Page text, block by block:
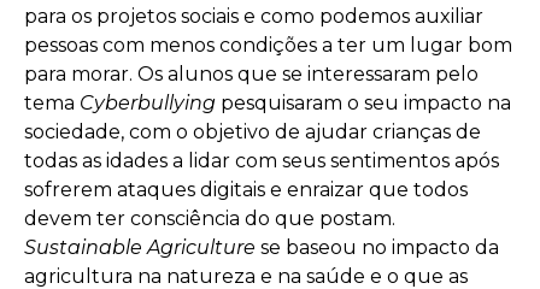
para os projetos sociais e como podemos auxiliar
pessoas com menos condições a ter um lugar bom
para morar. Os alunos que se interessaram pelo
tema Cyberbullying pesquisaram o seu impacto na
sociedade, com o objetivo de ajudar crianças de
todas as idades a lidar com seus sentimentos após
sofrerem ataques digitais e enraizar que todos
devem ter consciência do que postam.
Sustainable Agriculture se baseou no impacto da
agricultura na natureza e na saúde e o que as